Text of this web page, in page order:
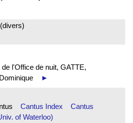
l'Office de nuit, GATTE,
►
Cantus Index
Cantus
of Waterloo)